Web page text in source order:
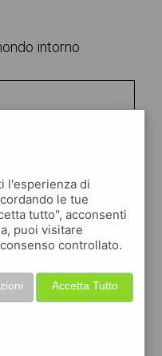
intorno
l'esperienza di
le tue
tutto", acconsenti
puoi visitare
controllato.
Accetta Tutto